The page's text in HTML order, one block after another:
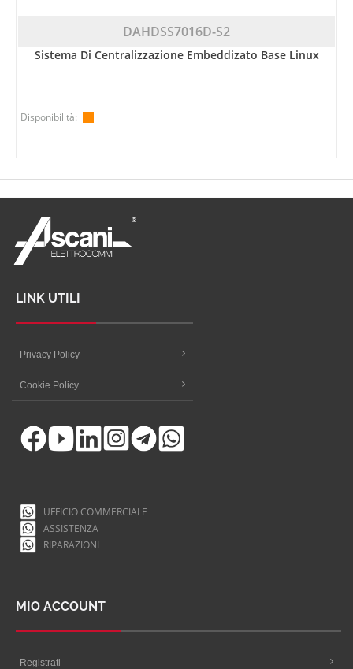
DAHDSS7016D-S2
Sistema Di Centralizzazione Embeddizato Base Linux
Disponibilità:
LINK UTILI
Privacy Policy
Cookie Policy
UFFICIO COMMERCIALE
ASSISTENZA
RIPARAZIONI
MIO ACCOUNT
Registrati